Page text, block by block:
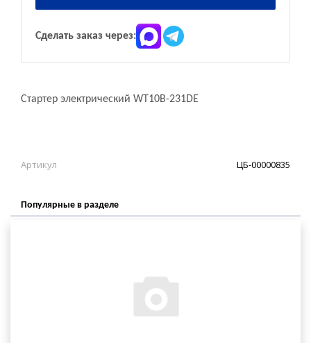
Сделать заказ через:
Стартер электрический WT10B-231DE
Артикул ЦБ-00000835
Популярные в разделе